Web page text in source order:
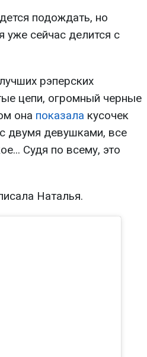
подождать, но
уже сейчас делится с
рэперских
цепи, огромный черные
она показала кусочек
двумя девушками, все
Судя по всему, это
Наталья.